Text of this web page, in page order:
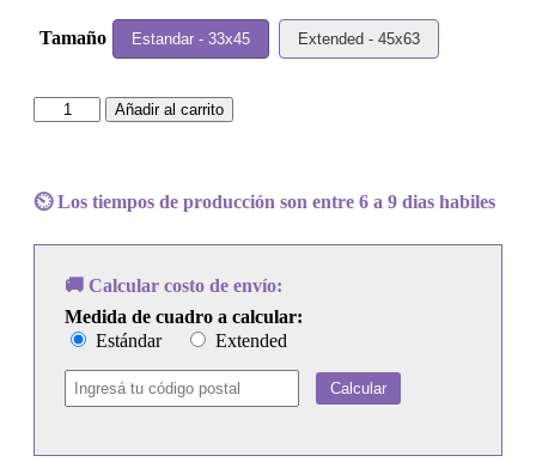
Tamaño Estandar - 33x45 Extended - 45x63
Cuadro
Texas
cantidad
Añadir al carrito
⏲️ Los tiempos de producción son entre 6 a 9 dias habiles
🚚 Calcular costo de envío:
Medida de cuadro a calcular:
Estándar
Extended
Calcular